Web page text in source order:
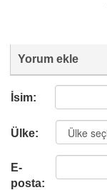
Yorum ekle
İsim:
Ülke:
E-
posta: